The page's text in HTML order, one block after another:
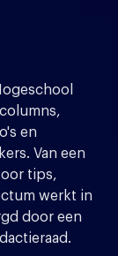
en
Van een
tips,
werkt in
door een